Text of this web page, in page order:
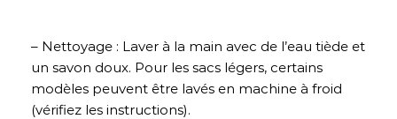
– Nettoyage : Laver à la main avec de l’eau tiède et
un savon doux. Pour les sacs légers, certains
modèles peuvent être lavés en machine à froid
(vérifiez les instructions).